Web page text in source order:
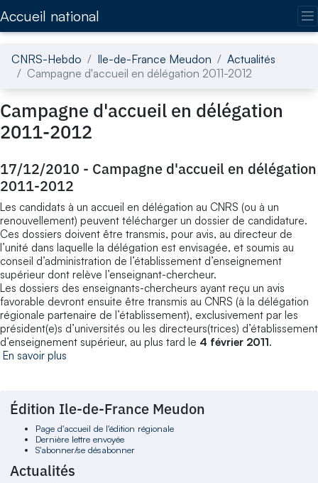
Accueil national
CNRS-Hebdo Ile-de-France Meudon
Actualités
Campagne d'accueil en délégation 2011-2012
Campagne d'accueil en délégation
2011-2012
17/12/2010 - Campagne d'accueil en délégation
2011-2012
Les candidats à un accueil en délégation au CNRS (ou à un
renouvellement) peuvent télécharger un dossier de candidature.
Ces dossiers doivent être transmis, pour avis, au directeur de
l’unité dans laquelle la délégation est envisagée, et soumis au
conseil d’administration de l’établissement d’enseignement
supérieur dont relève l’enseignant-chercheur.
Les dossiers des enseignants-chercheurs ayant reçu un avis
favorable devront ensuite être transmis au CNRS (à la délégation
régionale partenaire de l’établissement), exclusivement par les
président(e)s d’universités ou les directeurs(trices) d’établissement
d’enseignement supérieur, au plus tard le 4 février 2011.
En savoir plus
Édition Ile-de-France Meudon
Page d'accueil de l'édition régionale
Dernière lettre envoyée
S'abonner/se désabonner
Actualités